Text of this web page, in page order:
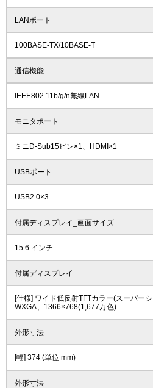
LANポート
100BASE-TX/10BASE-T
通信機能
IEEE802.11b/g/n無線LAN
モニタポート
ミニD-Sub15ピン×1、HDMI×1
USBポート
USB2.0×3
付属ディスプレイ_画面サイズ
15.6 インチ
付属ディスプレイ
[仕様] ワイド低反射TFTカラー(スーパー
WXGA、1366×768(1,677万色)
外形寸法
[幅] 374 (単位 mm)
外形寸法